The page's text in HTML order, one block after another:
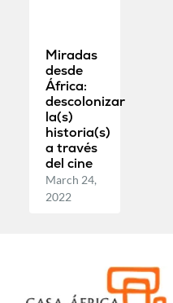
Miradas
desde
África:
descolonizar
la(s)
historia(s)
a través
del cine
March 24,
2022